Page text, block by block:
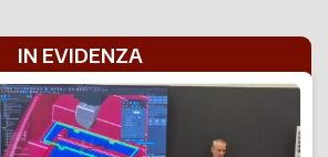
IN EVIDENZA